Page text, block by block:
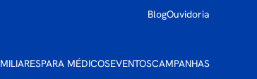
BlogOuvidoria
PARA MÉDICOSEVENTOSCAMPANHAS